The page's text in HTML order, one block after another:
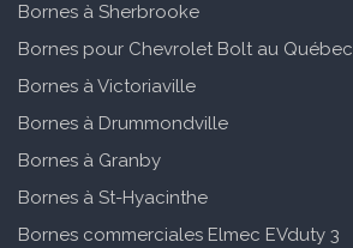
Bornes à Sherbrooke
Bornes pour Chevrolet Bolt au Québec
Bornes à Victoriaville
Bornes à Drummondville
Bornes à Granby
Bornes à St-Hyacinthe
Bornes commerciales Elmec EVduty 3